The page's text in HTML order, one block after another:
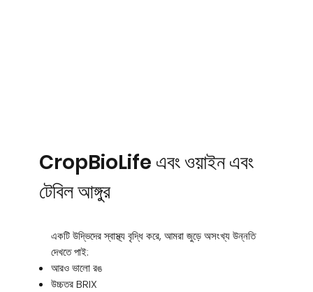
CropBioLife এবং ওয়াইন এবং
টেবিল আঙ্গুর
একটি উদ্ভিদের স্বাস্থ্য বৃদ্ধি করে, আমরা জুড়ে অসংখ্য উন্নতি
দেখতে পাই:
আরও ভালো রঙ
উচ্চতর BRIX